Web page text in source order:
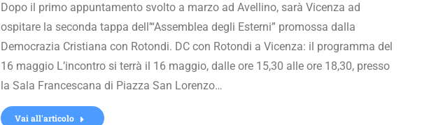
Dopo il primo appuntamento svolto a marzo ad Avellino, sarà Vicenza ad
ospitare la seconda tappa dell’“Assemblea degli Esterni” promossa dalla
Democrazia Cristiana con Rotondi. DC con Rotondi a Vicenza: il programma del
16 maggio L’incontro si terrà il 16 maggio, dalle ore 15,30 alle ore 18,30, presso
la Sala Francescana di Piazza San Lorenzo…
Vai all'articolo